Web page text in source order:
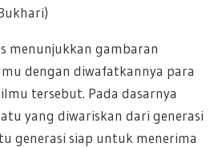
menunjukkan gambaran
dengan diwafatkannya para
tersebut. Pada dasarnya
yang diwariskan dari generasi
generasi siap untuk menerima